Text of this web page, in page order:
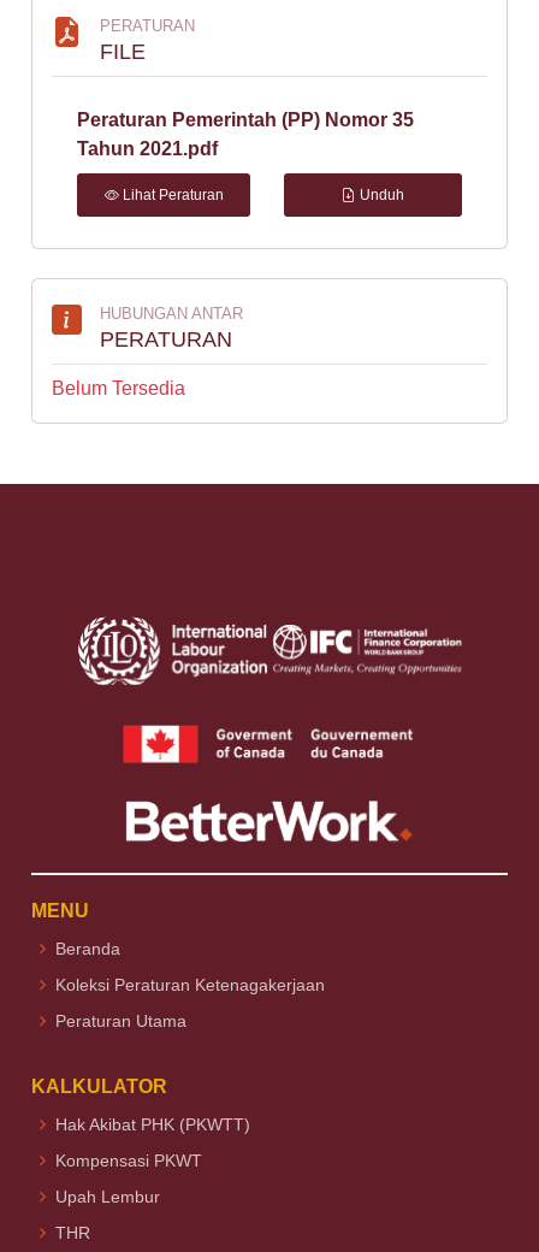
PERATURAN
FILE
Peraturan Pemerintah (PP) Nomor 35
Tahun 2021.pdf
Lihat Peraturan Unduh
HUBUNGAN ANTAR
PERATURAN
Belum Tersedia
MENU
Beranda
Koleksi Peraturan Ketenagakerjaan
Peraturan Utama
KALKULATOR
Hak Akibat PHK (PKWTT)
Kompensasi PKWT
Upah Lembur
THR